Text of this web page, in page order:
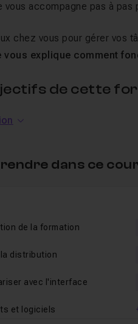
vous accompagne pas à
chez vous pour gérer vos
vous explique comment
de cette
chez vous et vous
Linux sur votre
en vidéoest de maîtriser
formation n'abordera
dans ce
de la formation
distribution
avec l'interface
et logiciels